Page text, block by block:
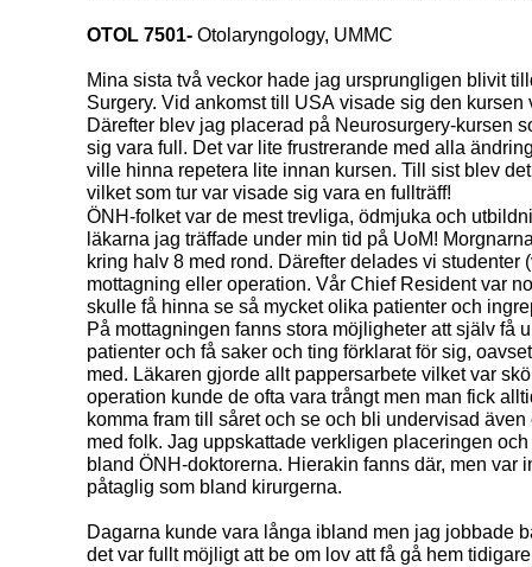
OTOL 7501- Otolaryngology, UMMC
Mina sista två veckor hade jag ursprungligen blivit
Surgery. Vid ankomst till USA visade sig den kursen
Därefter blev jag placerad på Neurosurgery-kursen
sig vara full. Det var lite frustrerande med alla
ville hinna repetera lite innan kursen. Till sist blev
vilket som tur var visade sig vara en fullträff!
ÖNH-folket var de mest trevliga, ödmjuka och
läkarna jag träffade under min tid på UoM!
kring halv 8 med rond. Därefter delades vi studenter
mottagning eller operation. Vår Chief Resident var
skulle få hinna se så mycket olika patienter och
På mottagningen fanns stora möjligheter att själv få
patienter och få saker och ting förklarat för sig,
med. Läkaren gjorde allt pappersarbete vilket var
operation kunde de ofta vara trångt men man fick
komma fram till såret och se och bli undervisad även
med folk. Jag uppskattade verkligen placeringen
bland ÖNH-doktorerna. Hierakin fanns där, men var
påtaglig som bland kirurgerna.
Dagarna kunde vara långa ibland men jag jobbade
det var fullt möjligt att be om lov att få gå hem